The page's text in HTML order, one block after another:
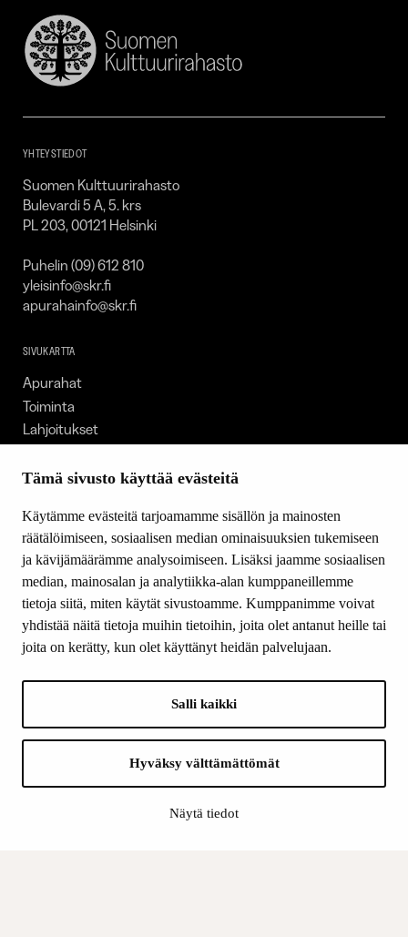
Tämä sivusto käyttää evästeitä
Käytämme evästeitä tarjoamamme sisällön ja mainosten
räätälöimiseen, sosiaalisen median ominaisuuksien tukemiseen
ja kävijämäärämme analysoimiseen. Lisäksi jaamme sosiaalisen
median, mainosalan ja analytiikka-alan kumppaneillemme
tietoja siitä, miten käytät sivustoamme. Kumppanimme voivat
yhdistää näitä tietoja muihin tietoihin, joita olet antanut heille tai
joita on kerätty, kun olet käyttänyt heidän palvelujaan.
Salli kaikki
Hyväksy välttämättömät
Näytä tiedot
Suomen
Kulttuurirahasto
YHTEYSTIEDOT
Suomen Kulttuurirahasto
Bulevardi 5 A, 5. krs
PL 203, 00121 Helsinki
Puhelin (09) 612 810
yleisinfo@skr.fi
apurahainfo@skr.fi
SIVUKARTTA
Apurahat
Toiminta
Lahjoitukset
Ajankohtaista
Yhteystiedot
SEURAA MEITÄ
Facebook
Instagram
LinkedIn
Suomen Kulttuurirahasto: